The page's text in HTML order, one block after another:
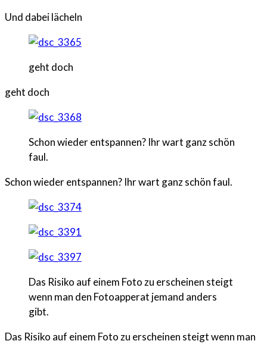
Und dabei lächeln
geht doch
geht doch
Schon wieder entspannen? Ihr wart ganz schön
faul.
Schon wieder entspannen? Ihr wart ganz schön faul.
Das Risiko auf einem Foto zu erscheinen steigt
wenn man den Fotoapperat jemand anders
gibt.
Das Risiko auf einem Foto zu erscheinen steigt wenn man